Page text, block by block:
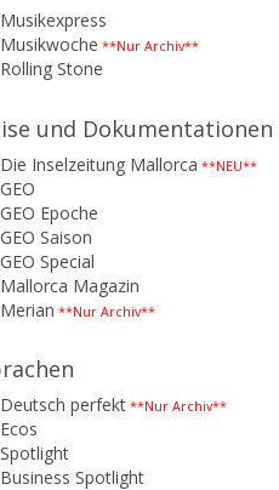
Musikexpress
Musikwoche **Nur Archiv**
Rolling Stone
und Dokumentationen
Die Inselzeitung Mallorca **NEU**
GEO
GEO Epoche
GEO Saison
GEO Special
Mallorca Magazin
Merian **Nur Archiv**
Deutsch perfekt **Nur Archiv**
Ecos
Spotlight
Business Spotlight